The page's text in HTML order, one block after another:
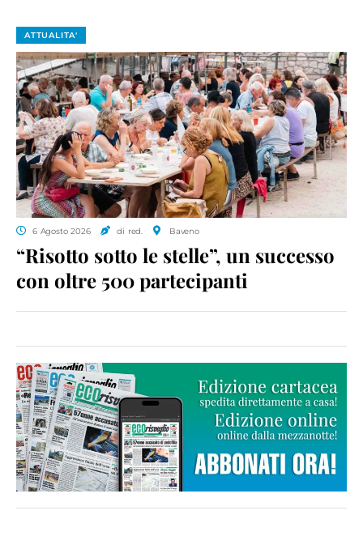
ATTUALITA'
6 Agosto 2026 di red. Baveno
“Risotto sotto le stelle”, un successo
con oltre 500 partecipanti